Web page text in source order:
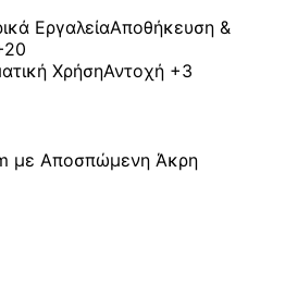
ΕργαλείαΑποθήκευση &
ΧρήσηΑντοχή +3
με Αποσπώμενη Άκρη